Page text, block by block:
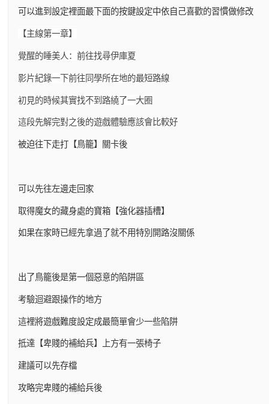
可以進到設定裡面最下面的按鍵設定中依自己喜歡的習慣做修改
【主線第一章】
覺醒的睡美人：前往找尋伊庫夏
影片紀錄一下前往同學所在地的最短路線
初見的時候其實找不到路繞了一大圈
這段先解完對之後的遊戲體驗應該會比較好
被迫往下走打【鳥籠】關卡後
可以先往左邊走回家
取得魔女的藏身處的寶箱【強化器插槽】
如果在家時已經先拿過了就不用特別開路沒關係
出了鳥籠後是第一個惡意的陷阱區
考驗迴避跟操作的地方
這裡將遊戲難度設定成最簡單會少一些陷阱
抵達【卑賤的補給兵】上方有一張椅子
建議可以先存檔
攻略完卑賤的補給兵後